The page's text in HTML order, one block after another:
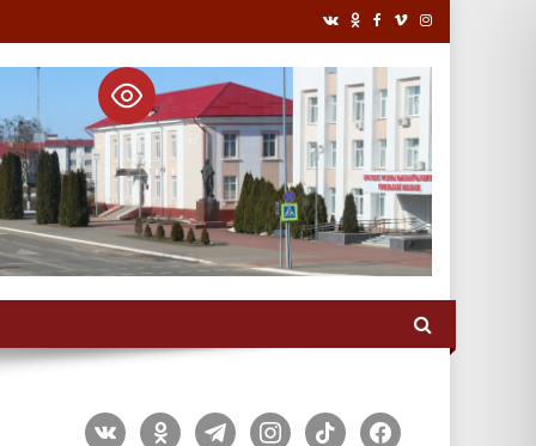
vkontakteodnoklassniki
telegraminstagram
tiktok facebook